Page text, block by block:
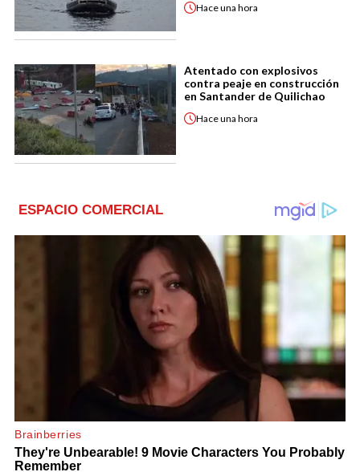
Haceuna hora
Atentado con explosivos
contra peaje en construcción
en Santander de Quilichao
Haceuna hora